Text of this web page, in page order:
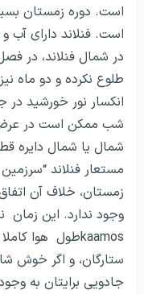
است. دوره زمستان
است. فنلاند دارای آب
در شمال فنلاند، در
طلوع نکرده و دو ماه
انکسار نور خورشید
شب ممکن است در
شمال یا شمال دایره
مستعار فنلاند
زمستان، خلاف آن
وجود ندارد. این زمان
طولkaamos
هوا
ستارگان، و اگر خوش
جادویی برایتان به